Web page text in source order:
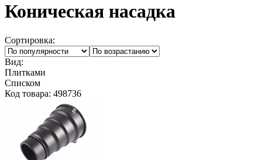
Коническая насадка
Сортировка:
Вид:
Плитками
Списком
Код товара: 498736